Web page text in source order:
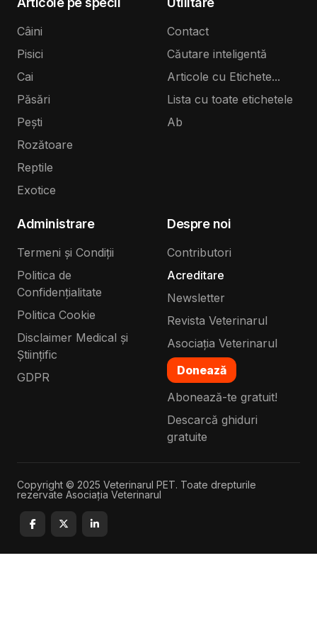
Câini
Pisici
Cai
Păsări
Pești
Rozătoare
Reptile
Exotice
Contact
Căutare inteligentă
Articole cu Etichete...
Lista cu toate etichetele
Ab
Administrare
Termeni și Condiții
Politica de
Confidențialitate
Politica Cookie
Disclaimer Medical și
Științific
GDPR
Despre noi
Contributori
Acreditare
Newsletter
Revista Veterinarul
Asociația Veterinarul
Donează
Abonează-te gratuit!
Descarcă ghiduri
gratuite
Copyright © 2025 Veterinarul PET. Toate drepturile
rezervate Asociația Veterinarul